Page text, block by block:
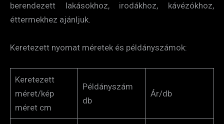
berendezett lakásokhoz, irodákhoz, kávézókhoz,
éttermekhez ajánljuk.
Keretezett nyomat méretek és példányszámok:
Keretezett
méret/kép
méret cm
Példányszám
db
Ár/db